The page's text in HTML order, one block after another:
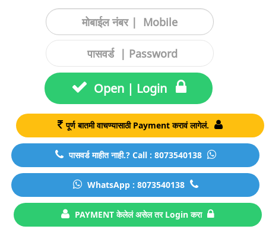
Open | Login
पूर्ण बातमी वाचण्यासाठी Payment करावं लागेलं.
पासवर्ड माहीत नाही.? Call : 8073540138
WhatsApp : 8073540138
PAYMENT केलेलं असेल तर Login करा